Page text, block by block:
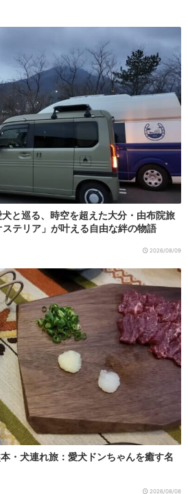
と巡る、時空を超えた大分・由布院旅
テリア」が叶える自由な絆の物語
2026/08/09
・犬連れ旅：愛犬ドンちゃんを癒す名
2026/08/08